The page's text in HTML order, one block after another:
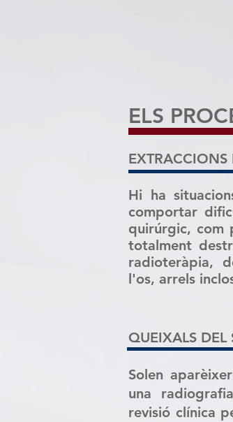
ELS
EXTRACCIONS
Hi ha
comportar
quirúrgic, com
totalment
radioteràpia,
l'os, arrels
QUEIXALS DEL
Solen
una
revisió clínica